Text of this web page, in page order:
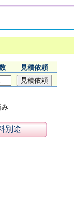
見積依頼
み
別途